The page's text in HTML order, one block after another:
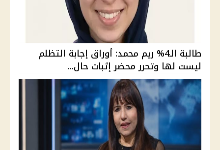
طالبة الـ4% ريم محمد: أوراق إجابة التظلم
ليست لها وتحرر محضر إثبات حال...